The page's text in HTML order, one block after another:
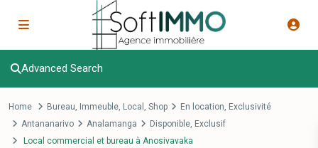
Advanced Search
Home Bureau, Immeuble, Local , Shop En location, Exclusivité
Antananarivo
Analamanga Disponible, Exclusif
Local commercial et bureau à Anosivavaka